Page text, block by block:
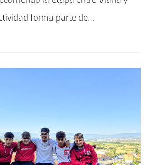
forma parte de…